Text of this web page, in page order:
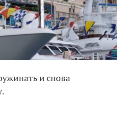
и снова